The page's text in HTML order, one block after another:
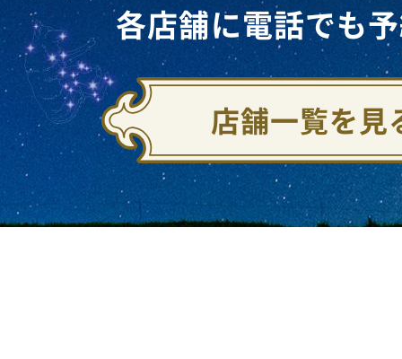
各店舗に電話でも
店舗一覧を見